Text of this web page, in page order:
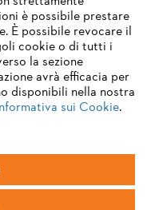
policy
legali
coordinamento di Andreas
nicht unterstützen. Für
wir Ihnen, zu
chrome
edge
è possibile prestare
È possibile revocare il
cookie o di tutti i
la sezione
avrà efficacia per
disponibili nella nostra
sui Cookie.